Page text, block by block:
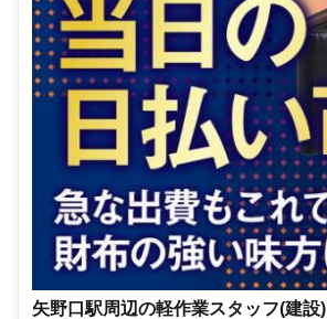
矢野口駅周辺の軽作業スタッフ(建設)